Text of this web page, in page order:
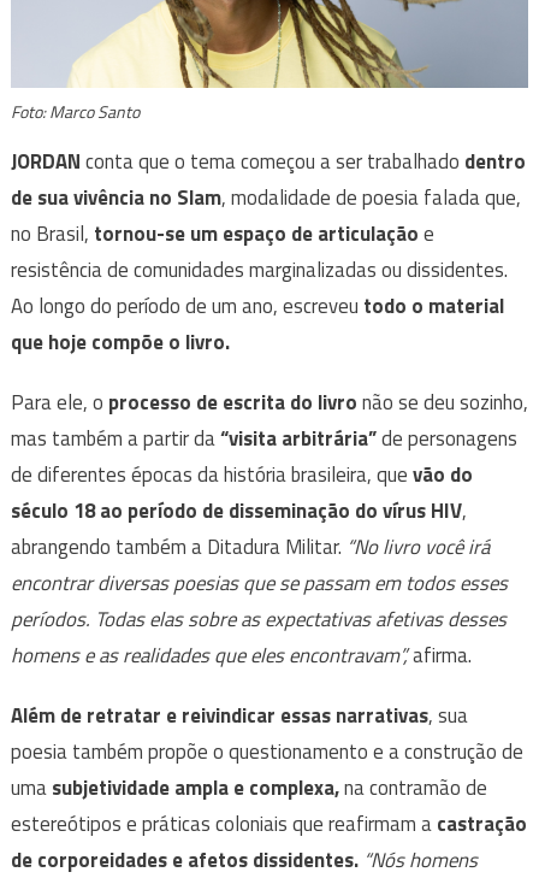
Foto: Marco Santo
JORDANconta que o tema começou a ser trabalhado dentro
de sua vivência no Slam, modalidade de poesia falada que,
no Brasil, tornou-se um espaço de articulaçãoe
resistência de comunidades marginalizadas ou dissidentes.
Ao longo do período de um ano, escreveu todo o material
que hoje compõe o livro.
Para ele, o processo de escrita do livronão se deu sozinho,
mas também a partir da“visita arbitrária”de personagens
de diferentes épocas da história brasileira, quevão do
século 18 ao período de disseminação do vírus HIV,
abrangendo também a Ditadura Militar. “No livro você irá
encontrar diversas poesias que se passam em todos esses
períodos. Todas elas sobre as expectativas afetivas desses
homens e as realidades que eles encontravam”,afirma.
Além de retratar e reivindicar essas narrativas, sua
poesia também propõe o questionamento e a construção de
umasubjetividade ampla e complexa,na contramão de
estereótipos e práticas coloniais que reafirmam acastração
de corporeidades e afetos dissidentes.“Nós homens